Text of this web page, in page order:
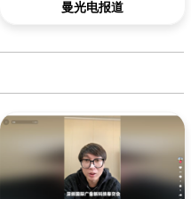
曼光电报道